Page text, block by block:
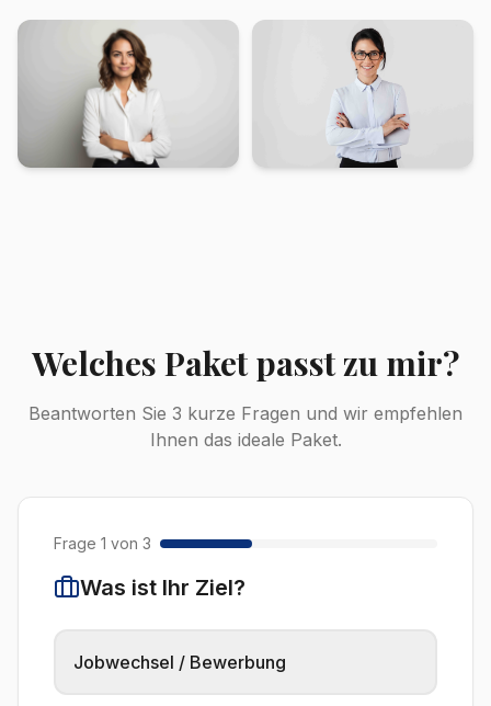
Welches Paket passt zu mir?
Beantworten Sie 3 kurze Fragen und wir empfehlen
Ihnen das ideale Paket.
Frage 1 von 3
Was ist Ihr Ziel?
Jobwechsel / Bewerbung